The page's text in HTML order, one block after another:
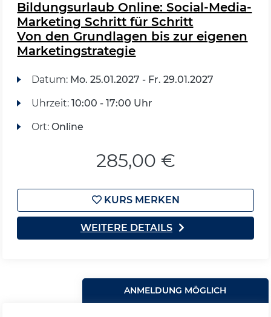
Bildungsurlaub Online: Social-Media-
Marketing Schritt für Schritt
Von den Grundlagen bis zur eigenen
Marketingstrategie
Datum: Mo. 25.01.2027 - Fr. 29.01.2027
Uhrzeit: 10:00 - 17:00 Uhr
Ort: Online
285,00 €
KURS MERKEN
WEITERE DETAILS
ANMELDUNG MÖGLICH